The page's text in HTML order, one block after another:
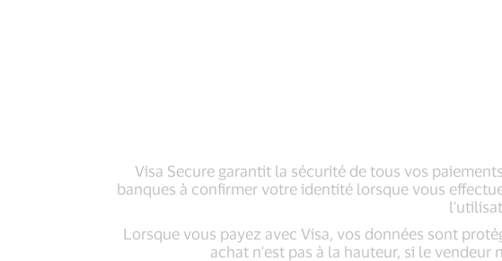
Visa Secure garantit la sécurité de tous vos
banques à confirmer votre identité lorsque vous
Lorsque vous payez avec Visa, vos données sont
achat n'est pas à la hauteur, si le vendeur